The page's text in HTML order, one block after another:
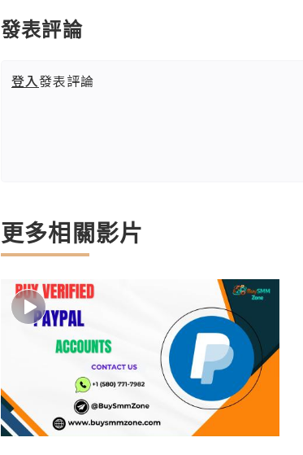
發表評論
登入發表評論
更多相關影片